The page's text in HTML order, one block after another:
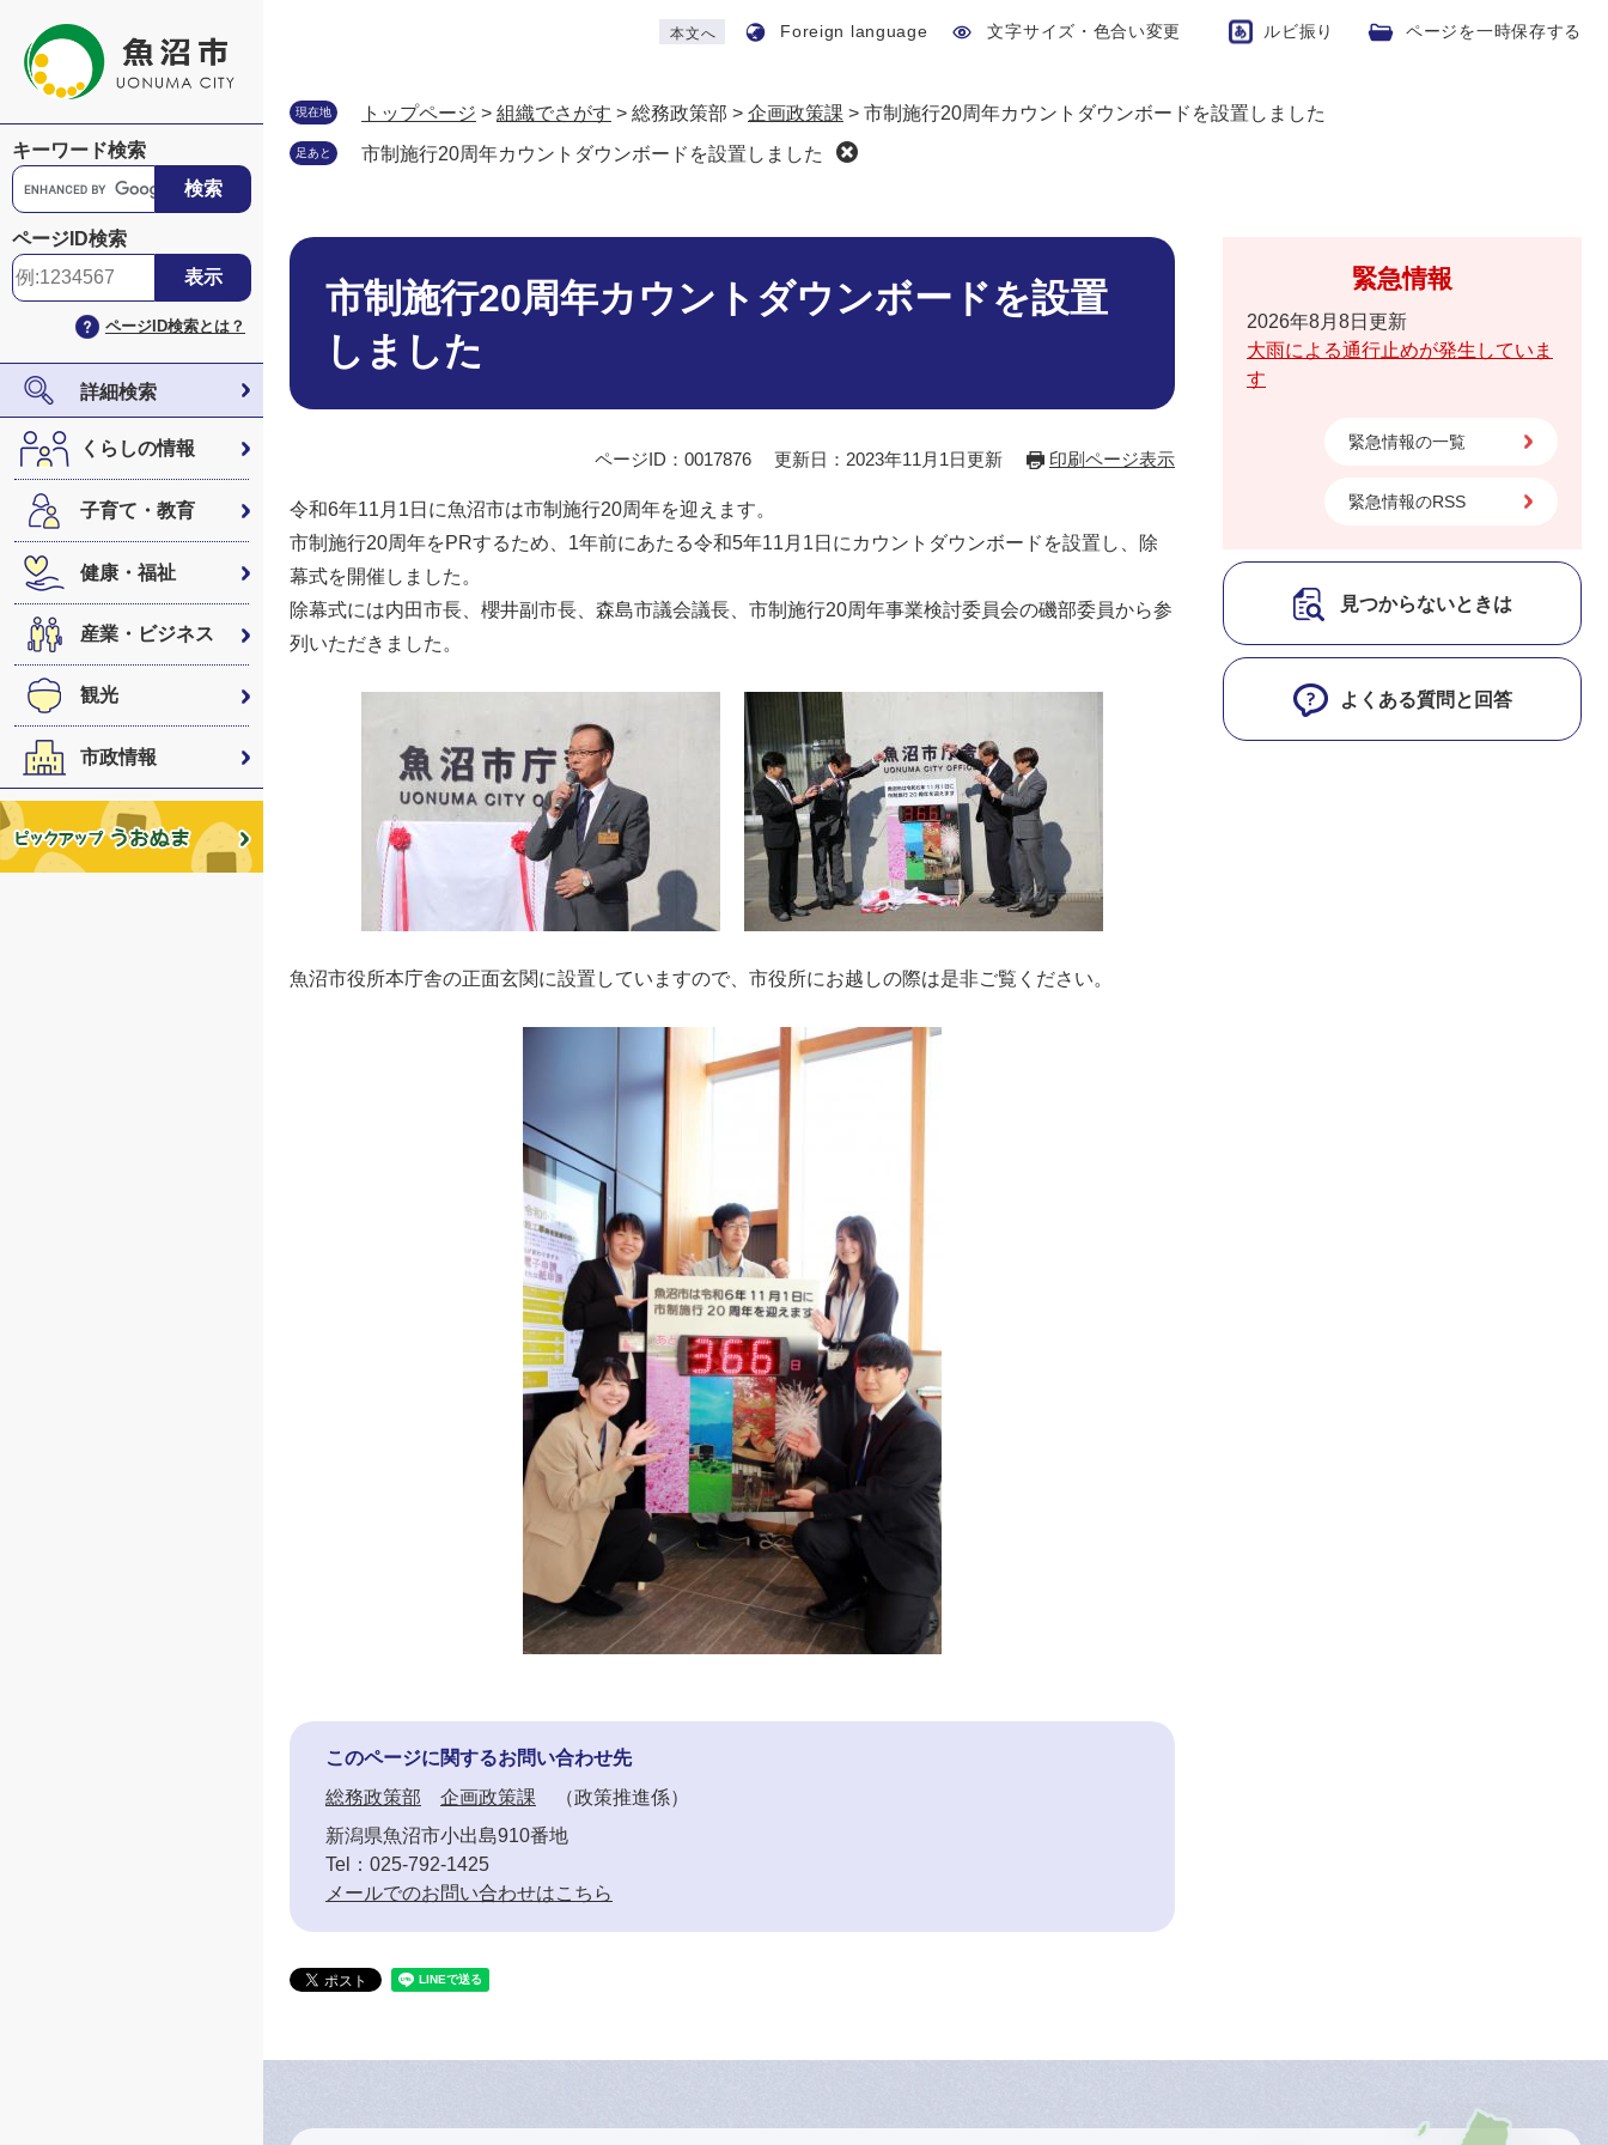
本文へ Foreign language 文字サイズ・色合い変更 ルビ振り ページを一時保存する
キーワード検索
G
o
o
g
ス
タ
ム
検
索
ページID検索
ページID検索とは？
詳細検索
くらしの情報
子育て・教育
健康・福祉
産業・ビジネス
観光
市政情報
現在地 トップページ > 組織でさがす > 総務政策部 > 企画政策課 > 市制施行20周年カウントダウンボードを設置しました
足あと 市制施行20周年カウントダウンボードを設置しました
本
市制施行20周年カウントダウンボードを設置
しました
ページID：0017876 更新日：2023年11月1日更新 印刷ページ表示
令和6年11月1日に魚沼市は市制施行20周年を迎えます。
市制施行20周年をPRするため、1年前にあたる令和5年11月1日にカウントダウンボードを設置し、除
幕式を開催しました。
除幕式には内田市長、櫻井副市長、森島市議会議長、市制施行20周年事業検討委員会の磯部委員から参
列いただきました。
魚沼市役所本庁舎の正面玄関に設置していますので、市役所にお越しの際は是非ご覧ください。
このページに関するお問い合わせ先
総務政策部
企画政策課
政策推進係
新潟県魚沼市小出島910番地
Tel：025-792-1425
メールでのお問い合わせはこちら
緊急情報
2026年8月8日更新
大雨による通行止めが発生していま
す
緊急情報の一覧
緊急情報のRSS
見つからないときは
よくある質問と回答